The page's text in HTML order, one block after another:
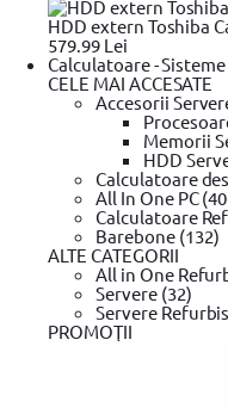
HDD extern Toshiba
579.99 Lei
Calculatoare - Sisteme
CELE MAI ACCESATE
Accesorii
Memorii
HDD
Calculatoare
All In One PC
Calculatoare
Barebone (132)
ALTE CATEGORII
All in One
Servere (32)
Servere
PROMOŢII
Fii primul care adauga un
Review-uri
Linkuri utile
Unelte de taiat
Unelte de
Instrumente de masura
unghiular DeWALTScule
insurubat Masina de
circular DeWALTFierastrau
Masini de frezat BOSCH
compactoare & Ciocan
scule electrice DeWALT
Echipamente de protectie
Vezi mai mult
Ajutor vanzari
Modalitati de plata
Rate
Oferte
Plata online prin card